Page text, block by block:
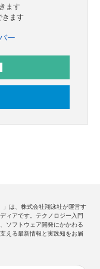
ます
きます
ー
」は、株式会社翔泳社が運営す
ィアです。テクノロジー入門
ソフトウェア開発にかかわる
える最新情報と実践知をお届